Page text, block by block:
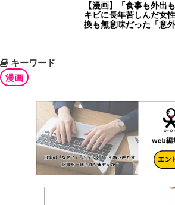
【漫画】「食事も外
キビに長年苦しんだ女
換も無意味だった「意外
キーワード
漫画